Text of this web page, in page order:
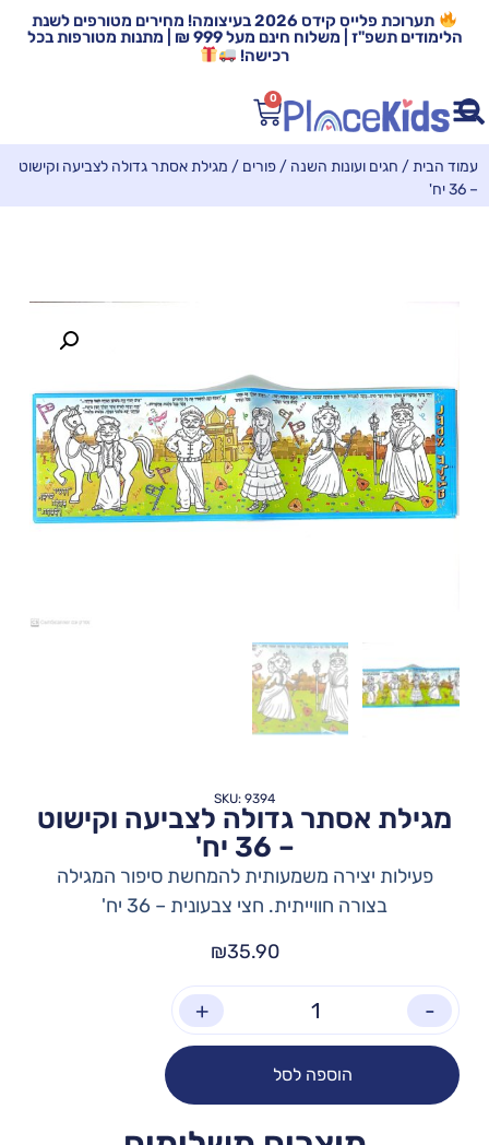
תערוכת פלייס קידס 2026 בעיצומה! מחירים מטורפים לשנת
הלימודים תשפ"ז | משלוח חינם מעל 999 ₪ | מתנות מטורפות בכל
רכישה!
0
עמוד הבית/ חגים ועונות השנה / פורים / מגילת אסתר גדולה לצביעה וקישוט
– 36 יח'
SKU: 9394
מגילת אסתר גדולה לצביעה וקישוט
– 36 יח'
פעילות יצירה משמעותית להמחשת סיפור המגילה
בצורה חווייתית. חצי צבעונית – 36 יח'
₪35.90
-
+
הוספה לסל